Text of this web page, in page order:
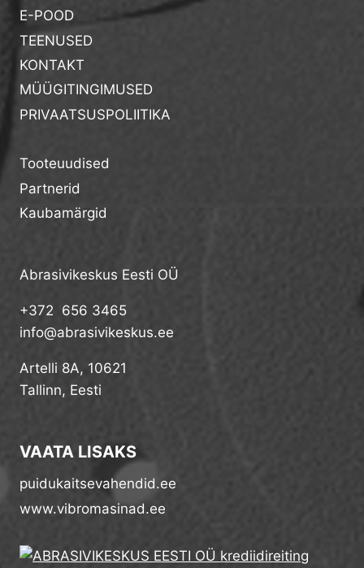
E-POOD
TEENUSED
KONTAKT
MÜÜGITINGIMUSED
PRIVAATSUSPOLIITIKA
Tooteuudised
Partnerid
Kaubamärgid
Abrasivikeskus Eesti OÜ
+372 656 3465
info@abrasivikeskus.ee
Artelli 8A, 10621
Tallinn, Eesti
VAATA LISAKS
puidukaitsevahendid.ee
www.vibromasinad.ee